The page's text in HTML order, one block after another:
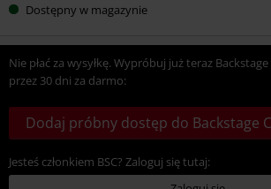
Dostępny w magazynie
Nie płać za wysyłkę. Wypróbuj już teraz Backstage
przez 30 dni za darmo:
Dodaj próbny dostęp do Backstage
Jesteś członkiem BSC? Zaloguj się tutaj: